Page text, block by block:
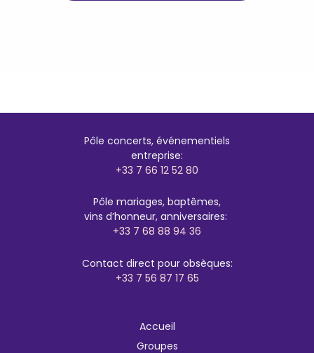
Pôle concerts, événementiels
entreprise:
+33 7 66 12 52 80
Pôle mariages, baptêmes,
vins d’honneur, anniversaires:
+33 7 68 88 94 36
Contact direct pour obsèques:
+33 7 56 87 17 65
Accueil
Groupes